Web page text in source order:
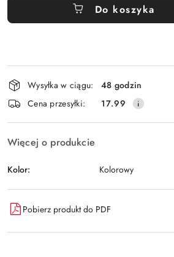
Do koszyka
Wyślij
Dostępność
i
dostawa
Wysyłka w ciągu:
48 godzin
Cena przesyłki:
17.99
Więcej o produkcie
Kolor: Kolorowy
Pobierz produkt do PDF